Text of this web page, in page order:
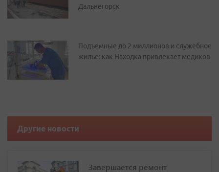
Дальнегорск
Подъемные до 2 миллионов и служебное
жилье: как Находка привлекает медиков
Другие новости
Завершается ремонт